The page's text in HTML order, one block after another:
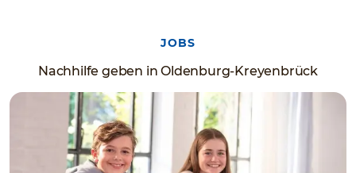
JOBS
Nachhilfe geben in Oldenburg-Kreyenbrück